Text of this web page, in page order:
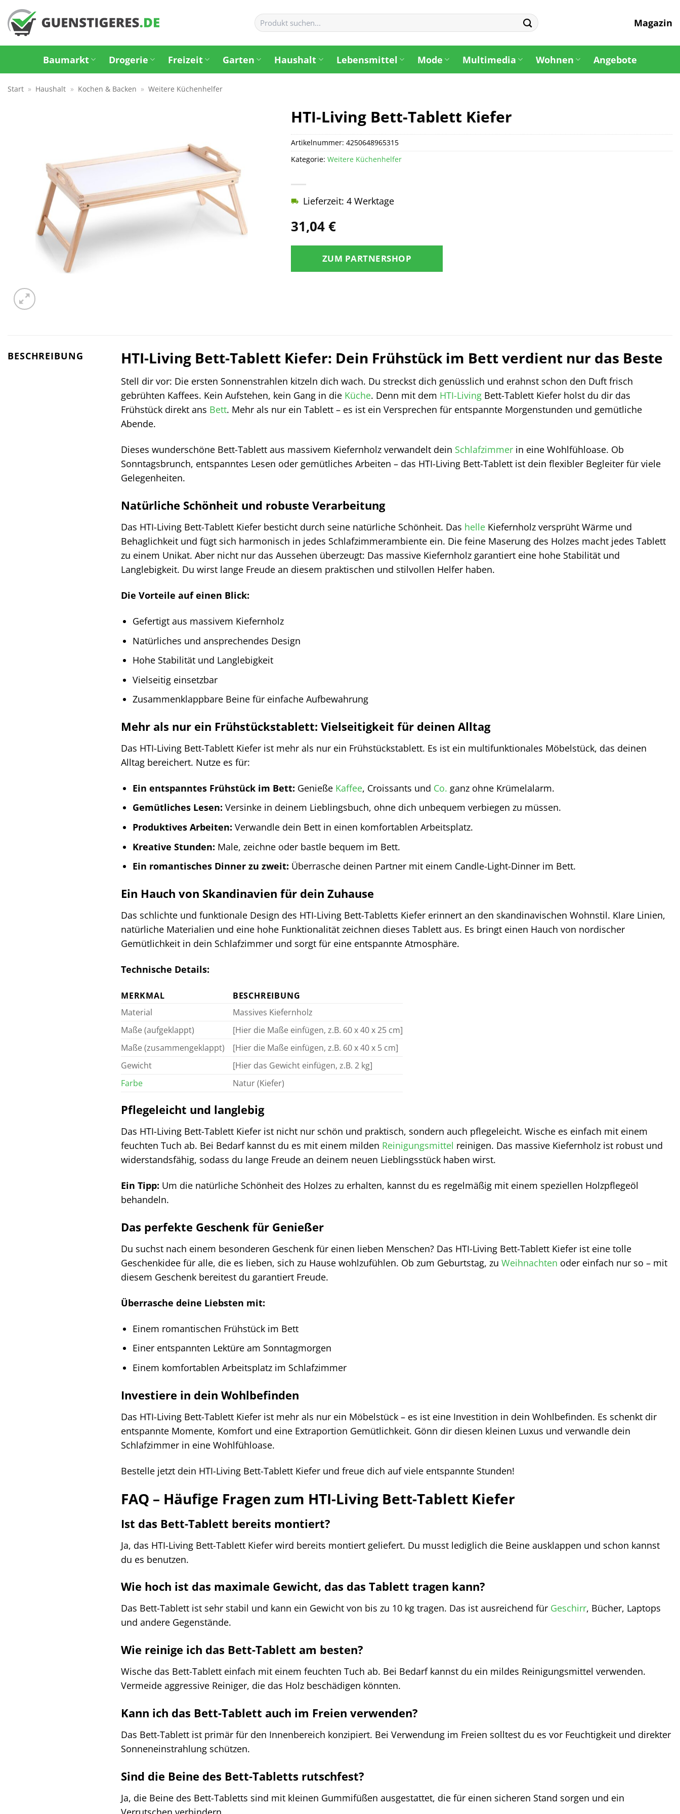
Zum
Inhalt
springen
Suchen
nach:
Magazin
Baumarkt Drogerie Freizeit Garten Haushalt Lebensmittel Mode Multimedia Wohnen Angebote
Start » Haushalt » Kochen & Backen » Weitere Küchenhelfer
HTI-Living Bett-Tablett Kiefer
31,04€
Lieferzeit: 4 Werktage
ZUM PARTNERSHOP
Artikelnummer: 4250648965315
Kategorie: Weitere Küchenhelfer
BESCHREIBUNG HTI-Living Bett-Tablett Kiefer: Dein Frühstück im Bett verdient nur das Beste
Stell dir vor: Die ersten Sonnenstrahlen kitzeln dich wach. Du streckst dich genüsslich und erahnst schon den Duft frisch
gebrühten Kaffees. Kein Aufstehen, kein Gang in die Küche. Denn mit dem HTI-Living Bett-Tablett Kiefer holst du dir das
Frühstück direkt ans Bett. Mehr als nur ein Tablett – es ist ein Versprechen für entspannte Morgenstunden und gemütliche
Abende.
Dieses wunderschöne Bett-Tablett aus massivem Kiefernholz verwandelt dein Schlafzimmer in eine Wohlfühloase. Ob
Sonntagsbrunch, entspanntes Lesen oder gemütliches Arbeiten – das HTI-Living Bett-Tablett ist dein flexibler Begleiter für viele
Gelegenheiten.
Natürliche Schönheit und robuste Verarbeitung
Das HTI-Living Bett-Tablett Kiefer besticht durch seine natürliche Schönheit. Das helle Kiefernholz versprüht Wärme und
Behaglichkeit und fügt sich harmonisch in jedes Schlafzimmerambiente ein. Die feine Maserung des Holzes macht jedes Tablett
zu einem Unikat. Aber nicht nur das Aussehen überzeugt: Das massive Kiefernholz garantiert eine hohe Stabilität und
Langlebigkeit. Du wirst lange Freude an diesem praktischen und stilvollen Helfer haben.
Die Vorteile auf einen Blick:
Gefertigt aus massivem Kiefernholz
Natürliches und ansprechendes Design
Hohe Stabilität und Langlebigkeit
Vielseitig einsetzbar
Zusammenklappbare Beine für einfache Aufbewahrung
Mehr als nur ein Frühstückstablett: Vielseitigkeit für deinen Alltag
Das HTI-Living Bett-Tablett Kiefer ist mehr als nur ein Frühstückstablett. Es ist ein multifunktionales Möbelstück, das deinen
Alltag bereichert. Nutze es für:
Ein entspanntes Frühstück im Bett: Genieße Kaffee, Croissants und Co. ganz ohne Krümelalarm.
Gemütliches Lesen: Versinke in deinem Lieblingsbuch, ohne dich unbequem verbiegen zu müssen.
Produktives Arbeiten: Verwandle dein Bett in einen komfortablen Arbeitsplatz.
Kreative Stunden: Male, zeichne oder bastle bequem im Bett.
Ein romantisches Dinner zu zweit: Überrasche deinen Partner mit einem Candle-Light-Dinner im Bett.
Ein Hauch von Skandinavien für dein Zuhause
Das schlichte und funktionale Design des HTI-Living Bett-Tabletts Kiefer erinnert an den skandinavischen Wohnstil. Klare Linien,
natürliche Materialien und eine hohe Funktionalität zeichnen dieses Tablett aus. Es bringt einen Hauch von nordischer
Gemütlichkeit in dein Schlafzimmer und sorgt für eine entspannte Atmosphäre.
Technische Details:
MERKMAL
BESCHREIBUNG
Material
Massives Kiefernholz
Maße (aufgeklappt)
[Hier die Maße einfügen, z.B. 60 x 40 x 25 cm]
Maße (zusammengeklappt)
[Hier die Maße einfügen, z.B. 60 x 40 x 5 cm]
Gewicht
[Hier das Gewicht einfügen, z.B. 2 kg]
Farbe
Natur (Kiefer)
Pflegeleicht und langlebig
Das HTI-Living Bett-Tablett Kiefer ist nicht nur schön und praktisch, sondern auch pflegeleicht. Wische es einfach mit einem
feuchten Tuch ab. Bei Bedarf kannst du es mit einem milden Reinigungsmittel reinigen. Das massive Kiefernholz ist robust und
widerstandsfähig, sodass du lange Freude an deinem neuen Lieblingsstück haben wirst.
Ein Tipp: Um die natürliche Schönheit des Holzes zu erhalten, kannst du es regelmäßig mit einem speziellen Holzpflegeöl
behandeln.
Das perfekte Geschenk für Genießer
Du suchst nach einem besonderen Geschenk für einen lieben Menschen? Das HTI-Living Bett-Tablett Kiefer ist eine tolle
Geschenkidee für alle, die es lieben, sich zu Hause wohlzufühlen. Ob zum Geburtstag, zu Weihnachten oder einfach nur so – mit
diesem Geschenk bereitest du garantiert Freude.
Überrasche deine Liebsten mit:
Einem romantischen Frühstück im Bett
Einer entspannten Lektüre am Sonntagmorgen
Einem komfortablen Arbeitsplatz im Schlafzimmer
Investiere in dein Wohlbefinden
Das HTI-Living Bett-Tablett Kiefer ist mehr als nur ein Möbelstück – es ist eine Investition in dein Wohlbefinden. Es schenkt dir
entspannte Momente, Komfort und eine Extraportion Gemütlichkeit. Gönn dir diesen kleinen Luxus und verwandle dein
Schlafzimmer in eine Wohlfühloase.
Bestelle jetzt dein HTI-Living Bett-Tablett Kiefer und freue dich auf viele entspannte Stunden!
FAQ – Häufige Fragen zum HTI-Living Bett-Tablett Kiefer
Ist das Bett-Tablett bereits montiert?
Ja, das HTI-Living Bett-Tablett Kiefer wird bereits montiert geliefert. Du musst lediglich die Beine ausklappen und schon kannst
du es benutzen.
Wie hoch ist das maximale Gewicht, das das Tablett tragen kann?
Das Bett-Tablett ist sehr stabil und kann ein Gewicht von bis zu 10 kg tragen. Das ist ausreichend für Geschirr, Bücher, Laptops
und andere Gegenstände.
Wie reinige ich das Bett-Tablett am besten?
Wische das Bett-Tablett einfach mit einem feuchten Tuch ab. Bei Bedarf kannst du ein mildes Reinigungsmittel verwenden.
Vermeide aggressive Reiniger, die das Holz beschädigen könnten.
Kann ich das Bett-Tablett auch im Freien verwenden?
Das Bett-Tablett ist primär für den Innenbereich konzipiert. Bei Verwendung im Freien solltest du es vor Feuchtigkeit und direkter
Sonneneinstrahlung schützen.
Sind die Beine des Bett-Tabletts rutschfest?
Ja, die Beine des Bett-Tabletts sind mit kleinen Gummifüßen ausgestattet, die für einen sicheren Stand sorgen und ein